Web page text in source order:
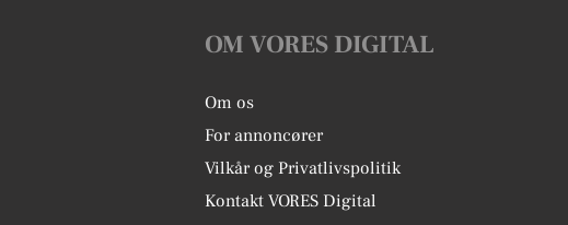
OM VORES DIGITAL
Om os
For annoncører
Vilkår og Privatlivspolitik
Kontakt VORES Digital